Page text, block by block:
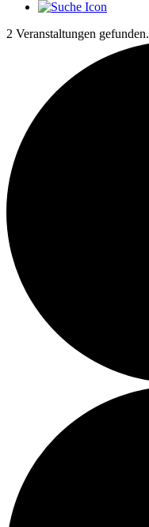
2 Veranstaltungen gefunden.